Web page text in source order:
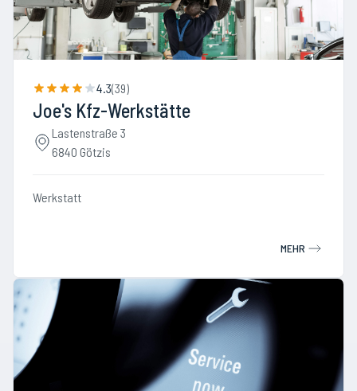
4.3(39)
Joe's Kfz-Werkstätte
Lastenstraße 3
6840 Götzis
Werkstatt
MEHR